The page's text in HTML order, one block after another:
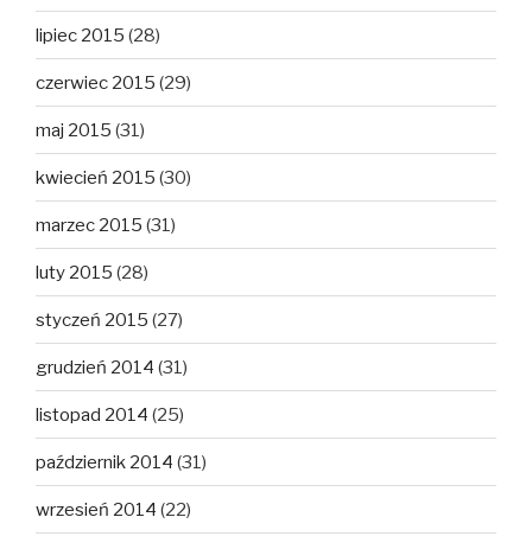
lipiec 2015 (28)
czerwiec 2015 (29)
maj 2015 (31)
kwiecień 2015 (30)
marzec 2015 (31)
luty 2015 (28)
styczeń 2015 (27)
grudzień 2014 (31)
listopad 2014 (25)
październik 2014 (31)
wrzesień 2014 (22)